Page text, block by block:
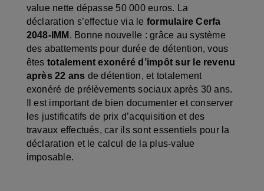
value nette dépasse 50 000 euros. La
déclaration s’effectue via le formulaire Cerfa
2048-IMM . Bonne nouvelle : grâce au système
des abattements pour durée de détention, vous
êtes totalement exonéré d’impôt sur le revenu
après 22 ans de détention, et totalement
exonéré de prélèvements sociaux après 30 ans.
Il est important de bien documenter et conserver
les justificatifs de prix d’acquisition et des
travaux effectués, car ils sont essentiels pour la
déclaration et le calcul de la plus-value
imposable.